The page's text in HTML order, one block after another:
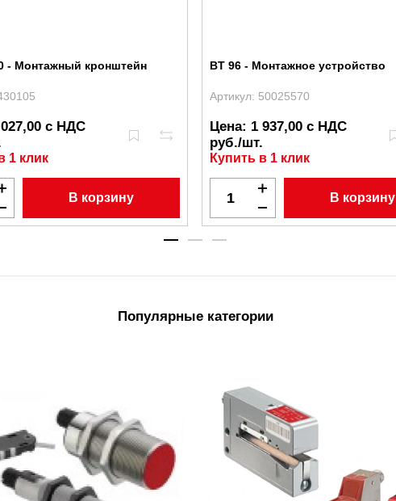
- Монтажный кронштейн
с НДС
1 клик
В корзину
BT 96 - Монтажное устройство
Артикул: 50025570
Цена: 1 937,00 с НДС
руб./шт.
Купить в 1 клик
В корзину
Популярные категории